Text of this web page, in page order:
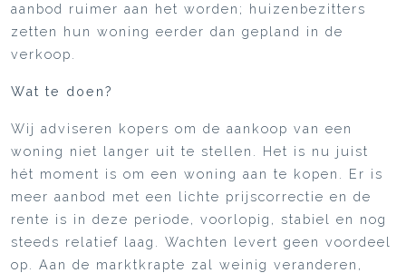
aanbod ruimer aan het worden; huizenbezitters
zetten hun woning eerder dan gepland in de
verkoop.
Wat te doen?
Wij adviseren kopers om de aankoop van een
woning niet langer uit te stellen. Het is nu juist
hét moment is om een woning aan te kopen. Er is
meer aanbod met een lichte prijscorrectie en de
rente is in deze periode, voorlopig, stabiel en nog
steeds relatief laag. Wachten levert geen voordeel
op. Aan de marktkrapte zal weinig veranderen,